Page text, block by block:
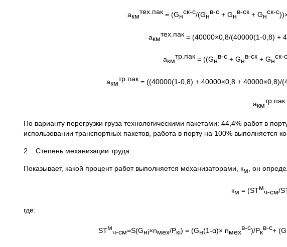
акм
тех.пак = (Gн
ск-с/(Gн
в-с + Gн
в-ск + Gн
ск-с
акм
тех.пак = (40000×0,8/(40000(1-0,8) +
акм
тр.пак = ((Gн
в-с + Gн
в-ск + Gн
ск-с
акм
тр.пак = ((40000(1-0,8) + 40000×0,8 + 40000×0,8)/
акм
тр.пак
По варианту перегрузки груза технологическими пакетами: 44,4% работ в
использовании транспортных пакетов, работа в порту на 100% выполняется
2. Степень механизации труда:
Показывает, какой процент работ выполняется механизаторами, км , он
км = (SТм
ч-см/
где:
SТм
ч-см=S(Gнi×nмех/Ркi) = (Gн(1-α)× nмех
в-с)/Рк
в-с+ (G